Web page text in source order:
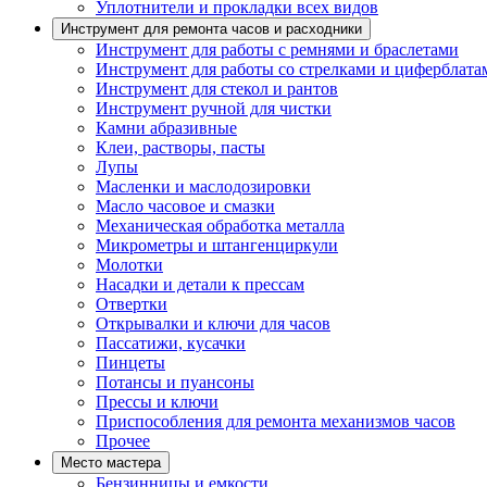
Уплотнители и прокладки всех видов
Инструмент для ремонта часов и расходники
Инструмент для работы с ремнями и браслетами
Инструмент для работы со стрелками и
Инструмент для стекол и рантов
Инструмент ручной для чистки
Камни абразивные
Клеи, растворы, пасты
Лупы
Масленки и маслодозировки
Масло часовое и смазки
Механическая обработка металла
Микрометры и штангенциркули
Молотки
Насадки и детали к прессам
Отвертки
Открывалки и ключи для часов
Пассатижи, кусачки
Пинцеты
Потансы и пуансоны
Прессы и ключи
Приспособления для ремонта механизмов часов
Прочее
Место мастера
Бензинницы и емкости